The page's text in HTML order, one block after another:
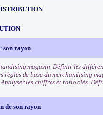
son rayon
magasin. Définir les
règles de base du merchandising
les chiffres et ratio clés.
de son rayon